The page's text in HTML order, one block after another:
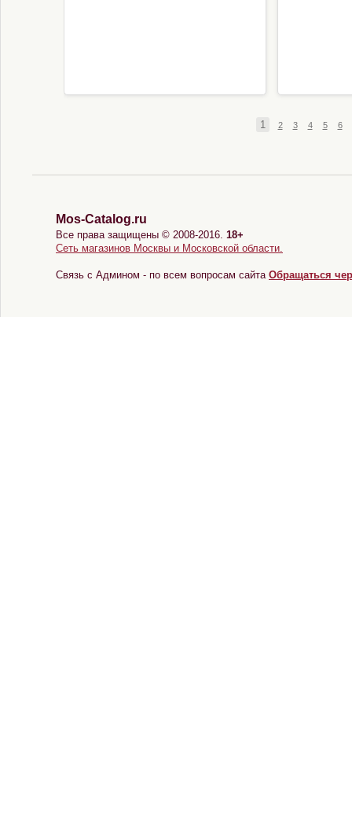
1 2 3 4 5 6
Mos-Catalog.ru
Все права защищены © 2008-2016. 18+
Сеть магазинов Москвы и Московской области.
Связь с Админом - по всем вопросам сайта Обращаться